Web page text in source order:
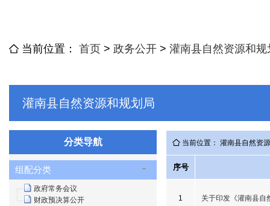
当前位置： 首页 > 政务公开 > 灌南县自然资源和规
灌南县自然资源和规划局
分类导航
组配分类
政府常务会议
财政预决算公开
当前位置： 灌南县自然资
序号
1 关于印发《灌南县自